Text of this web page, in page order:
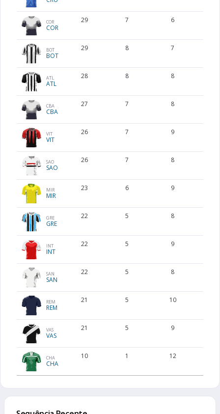
COR
COR
29 7 6
BOT
BOT
29 8 7
ATL
ATL
28 8 8
CBA
CBA
27 7 8
VIT
VIT
26 7 9
SAO
SAO
26 7 8
MIR
MIR
23 6 9
GRE
GRE
22 5 8
INT
INT
22 5 9
SAN
SAN
22 5 8
REM
REM
21 5 10
VAS
VAS
21 5 9
CHA
CHA
10 1 12